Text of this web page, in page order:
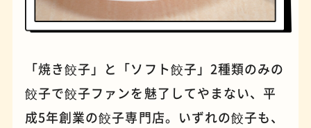
「焼き餃子」と「ソフト餃子」2種類のみの
餃子で餃子ファンを魅了してやまない、平
成5年創業の餃子専門店。いずれの餃子も、